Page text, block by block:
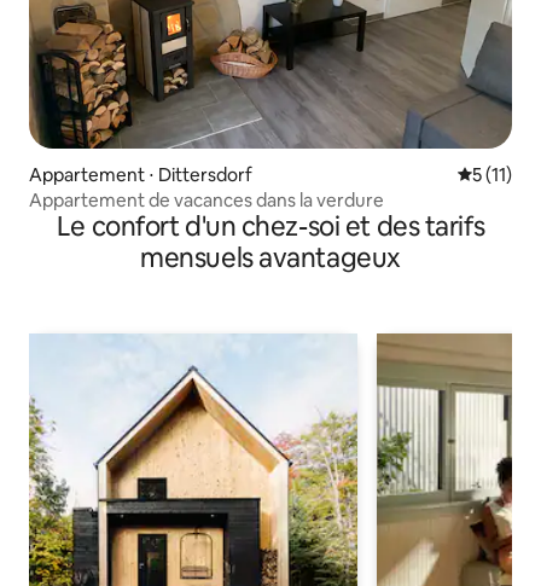
Appartement ⋅ Dittersdorf
5 (11)
Appartement de vacances dans la verdure
Le confort d'un chez-soi et des tarifs
mensuels avantageux